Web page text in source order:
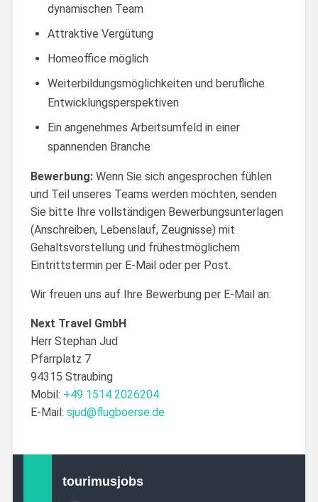
dynamischen Team
Attraktive Vergütung
Homeoffice möglich
Weiterbildungsmöglichkeiten und berufliche
Entwicklungsperspektiven
Ein angenehmes Arbeitsumfeld in einer
spannenden Branche
Bewerbung:Wenn Sie sich angesprochen fühlen
und Teil unseres Teams werden möchten, senden
Sie bitte Ihre vollständigen Bewerbungsunterlagen
(Anschreiben, Lebenslauf, Zeugnisse) mit
Gehaltsvorstellung und frühestmöglichem
Eintrittstermin per E-Mail oder per Post.
Wir freuen uns auf Ihre Bewerbung per E-Mail an:
Next Travel GmbH
Herr Stephan Jud
Pfarrplatz 7
94315 Straubing
Mobil: +49 1514 2026204
E-Mail: sjud@flugboerse.de
tourimusjobs